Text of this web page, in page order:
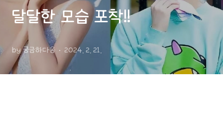
달달한 모습 포착!!
by 궁금하다옹 2024. 2. 21.